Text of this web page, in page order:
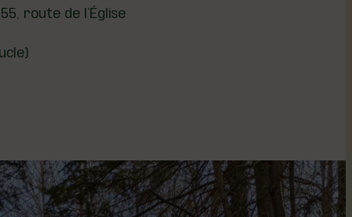
route de l’Église